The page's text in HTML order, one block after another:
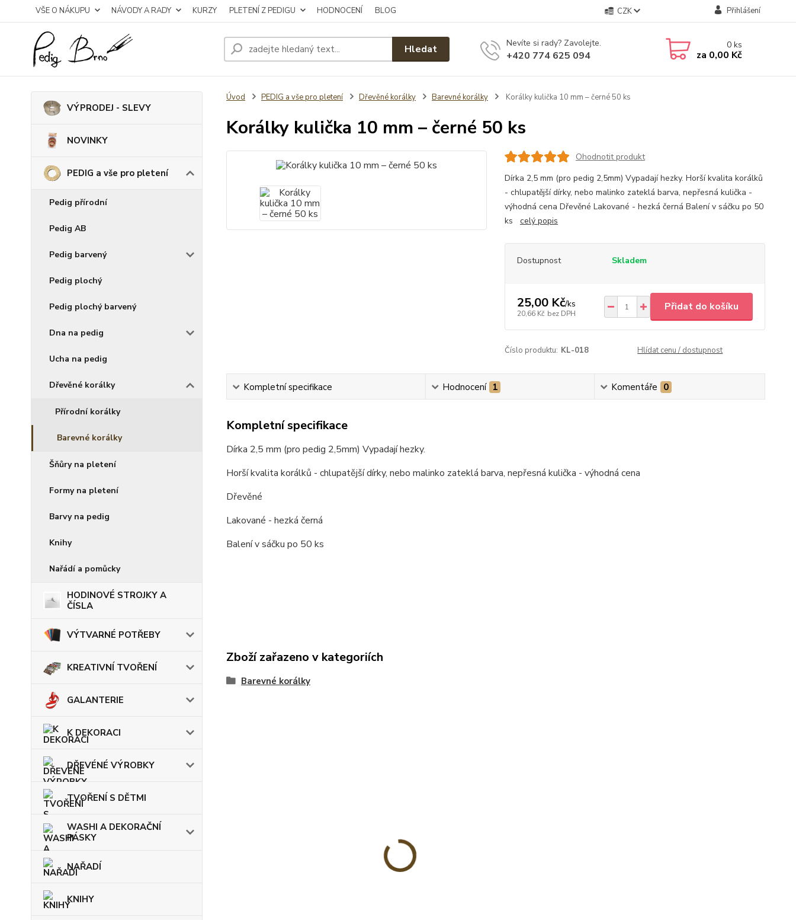
VŠE O NÁKUPU NÁVODY A RADY KURZY PLETENÍ Z PEDIGU HODNOCENÍ BLOG CZK Přihlášení
Hledat Nevíte si rady? Zavolejte.
+420 774 625 094
0ks
za 0,00 Kč
VÝPRODEJ - SLEVY
NOVINKY
PEDIG a vše pro pletení
Pedig přírodní
Pedig AB
Pedig barvený
Pedig plochý
Pedig plochý barvený
Dna na pedig
Ucha na pedig
Dřevěné korálky
Přírodní korálky
Barevné korálky
Šňůry na pletení
Formy na pletení
Barvy na pedig
Knihy
Nařádí a pomůcky
HODINOVÉ STROJKY A
ČÍSLA
VÝTVARNÉ POTŘEBY
KREATIVNÍ TVOŘENÍ
GALANTERIE
K DEKORACI
DŘEVÉNÉ VÝROBKY
TVOŘENÍ S DĚTMI
WASHI A DEKORAČNÍ
PÁSKY
NAŘADÍ
KNIHY
Úvod PEDIG a vše pro pletení Dřevěné korálky Barevné korálky Korálky kulička 10 mm – černé 50 ks
Korálky kulička 10 mm – černé 50 ks
Ohodnotit produkt
Dírka 2,5 mm (pro pedig 2,5mm) Vypadají hezky. Horší kvalita korálků
- chlupatější dírky, nebo malinko zateklá barva, nepřesná kulička -
výhodná cena Dřevěné Lakované - hezká černá Balení v sáčku po 50
ks celý popis
Dostupnost Skladem
25,00 Kč/ks
20,66 Kč bez DPH
Přidat do košíku
Číslo produktu: KL-018 Hlídat cenu / dostupnost
Kompletní specifikace Hodnocení 1 Komentáře 0
Kompletní specifikace
Dírka 2,5 mm (pro pedig 2,5mm) Vypadají hezky.
Horší kvalita korálků - chlupatější dírky, nebo malinko zateklá barva, nepřesná kulička - výhodná cena
Dřevěné
Lakované - hezká černá
Balení v sáčku po 50 ks
Zboží zařazeno v kategoriích
Barevné korálky